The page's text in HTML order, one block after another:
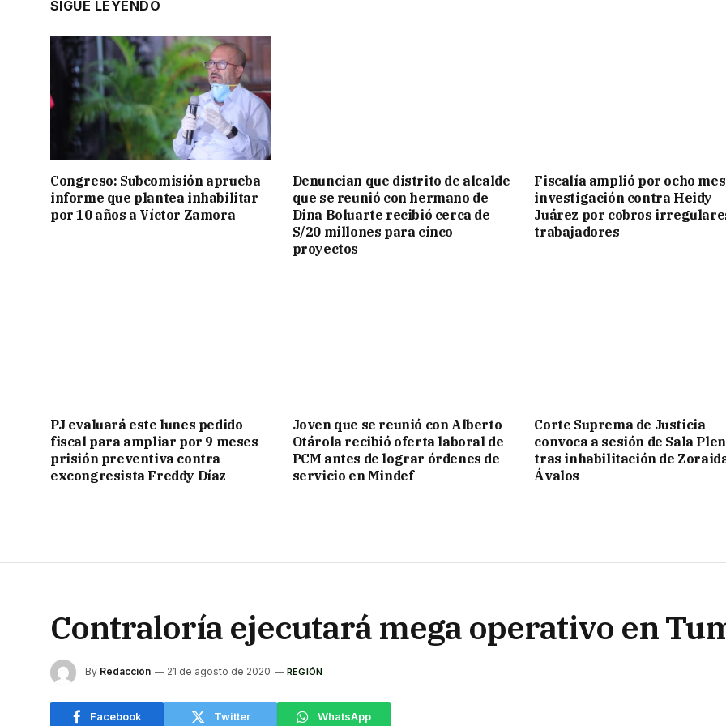
SIGUE LEYENDO
Congreso: Subcomisión aprueba
informe que plantea inhabilitar
por 10 años a Víctor Zamora
Denuncian que distrito de alcalde
que se reunió con hermano de
Dina Boluarte recibió cerca de
S/20 millones para cinco
proyectos
Fiscalía amplió por ocho
investigación contra Heidy
Juárez por cobros
trabajadores
PJ evaluará este lunes pedido
fiscal para ampliar por 9 meses
prisión preventiva contra
excongresista Freddy Díaz
Joven que se reunió con Alberto
Otárola recibió oferta laboral de
PCM antes de lograr órdenes de
servicio en Mindef
Corte Suprema de Justicia
convoca a sesión de Sala
tras inhabilitación de
Ávalos
Contraloría ejecutará mega operativo en
By Redacción 21 de agosto de 2020 REGIÓN
Facebook Twitter WhatsApp